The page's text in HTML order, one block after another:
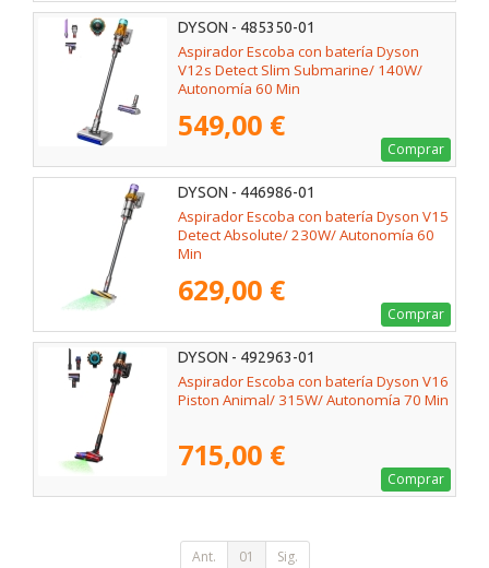
DYSON - 485350-01
Aspirador Escoba con batería Dyson
V12s Detect Slim Submarine/ 140W/
Autonomía 60 Min
549,00 €
Comprar
DYSON - 446986-01
Aspirador Escoba con batería Dyson V15
Detect Absolute/ 230W/ Autonomía 60
Min
629,00 €
Comprar
DYSON - 492963-01
Aspirador Escoba con batería Dyson V16
Piston Animal/ 315W/ Autonomía 70 Min
715,00 €
Comprar
Ant. 01 Sig.